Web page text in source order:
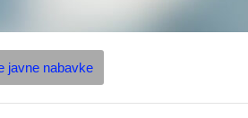
javne nabavke